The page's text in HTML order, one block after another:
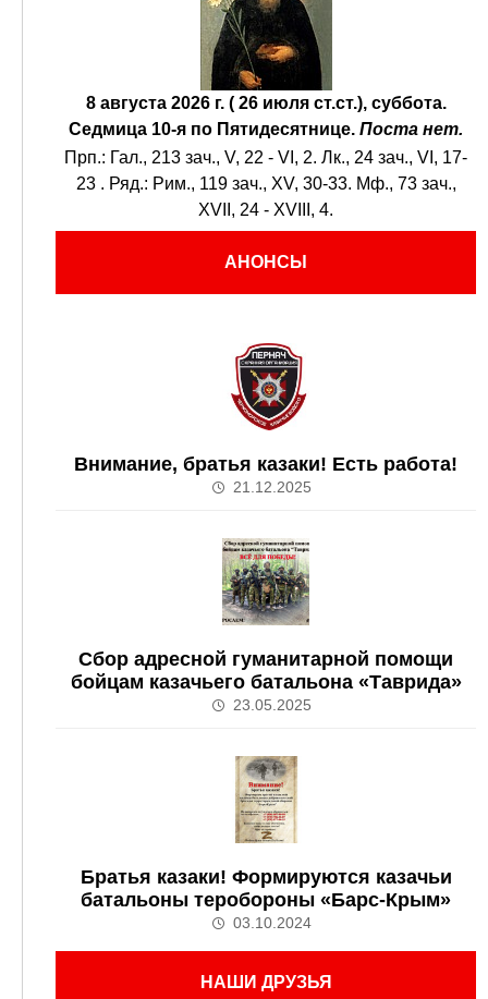
8 августа 2026 г. ( 26 июля ст.ст.), суббота.
Седмица 10-я по Пятидесятнице. Поста нет.
Прп.: Гал., 213 зач., V, 22 - VI, 2. Лк., 24 зач., VI, 17-
23 . Ряд.: Рим., 119 зач., XV, 30-33. Мф., 73 зач.,
XVII, 24 - XVIII, 4.
АНОНСЫ
Внимание, братья казаки! Есть работа!
21.12.2025
Сбор адресной гуманитарной помощи
бойцам казачьего батальона «Таврида»
23.05.2025
Братья казаки! Формируются казачьи
батальоны теробороны «Барс-Крым»
03.10.2024
НАШИ ДРУЗЬЯ